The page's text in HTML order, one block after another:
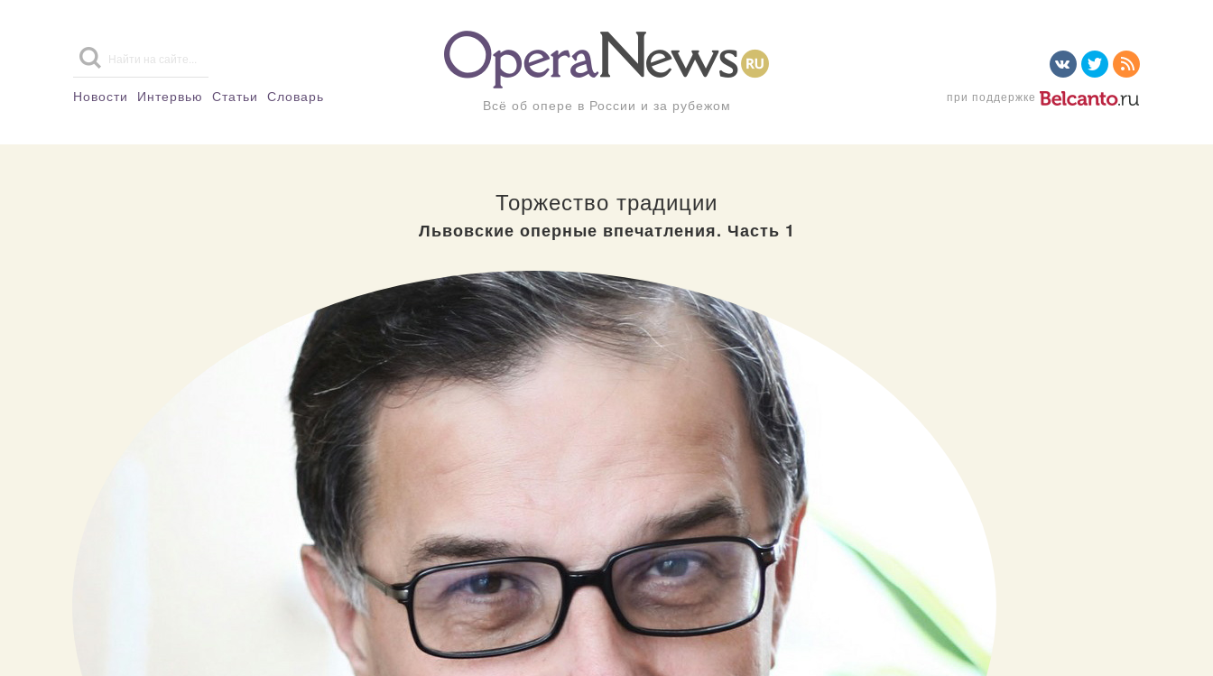
Новости Интервью Статьи Словарь Всё об опере в России и за рубежом при поддержке
Торжество традиции
Львовские оперные впечатления. Часть 1